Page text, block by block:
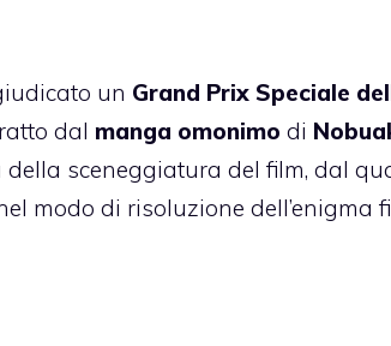
un Grand Prix Speciale
dal manga omonimo di
sceneggiatura del film, dal
modo di risoluzione dell’enigma